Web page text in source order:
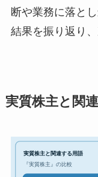
断や業務に落と
結果を振り返り
実質株主と関
実質株主と関連する用語
『実質株主』の比較